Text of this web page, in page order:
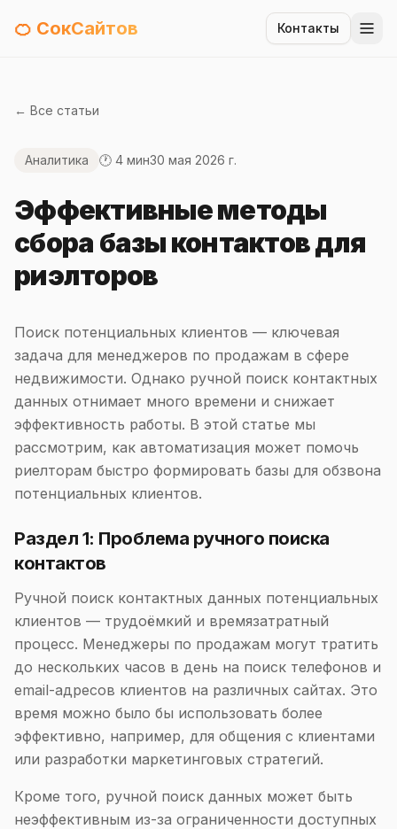
🍊 СокСайтов Контакты
← Все статьи
Аналитика 🕐 4 мин30 мая 2026 г.
Эффективные методы
сбора базы контактов для
риэлторов
Поиск потенциальных клиентов — ключевая
задача для менеджеров по продажам в сфере
недвижимости. Однако ручной поиск контактных
данных отнимает много времени и снижает
эффективность работы. В этой статье мы
рассмотрим, как автоматизация может помочь
риелторам быстро формировать базы для обзвона
потенциальных клиентов.
Раздел 1: Проблема ручного поиска
контактов
Ручной поиск контактных данных потенциальных
клиентов — трудоёмкий и времязатратный
процесс. Менеджеры по продажам могут тратить
до нескольких часов в день на поиск телефонов и
email-адресов клиентов на различных сайтах. Это
время можно было бы использовать более
эффективно, например, для общения с клиентами
или разработки маркетинговых стратегий.
Кроме того, ручной поиск данных может быть
неэффективным из-за ограниченности доступных